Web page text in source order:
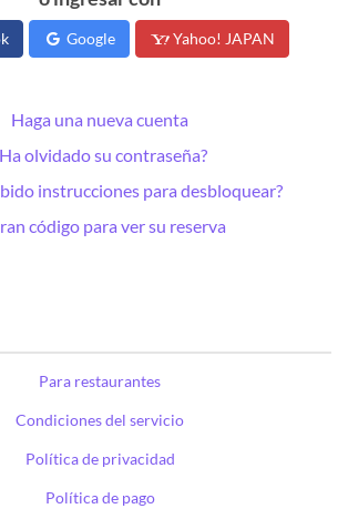
Google Yahoo! JAPAN
Haga una nueva cuenta
olvidado su contraseña?
instrucciones para desbloquear?
código para ver su reserva
Para restaurantes
Condiciones del servicio
Política de privacidad
Política de pago